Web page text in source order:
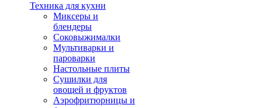
Техника для кухни
Миксеры и
блендеры
Соковыжималки
Мультиварки и
пароварки
Настольные плиты
Сушилки для
овощей и фруктов
Аэрофритюрницы и